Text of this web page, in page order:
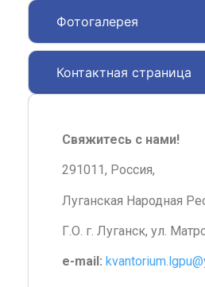
Фотогалерея
Контактная страница
Свяжитесь с нами!
291011, Россия,
Луганская Народная
Г.О. г. Луганск, ул.
e-mail: